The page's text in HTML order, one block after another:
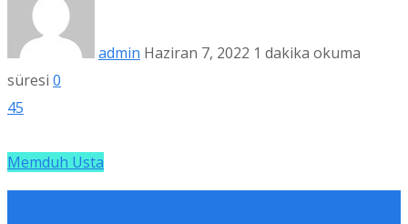
admin Haziran 7, 2022 1 dakika okuma
süresi 0
45
Memduh Usta